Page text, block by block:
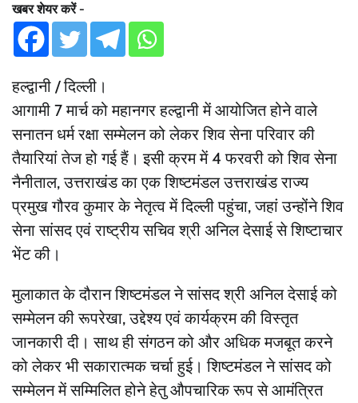
खबर शेयर करें -
हल्द्वानी / दिल्ली।
आगामी 7 मार्च को महानगर हल्द्वानी में आयोजित होने वाले
सनातन धर्म रक्षा सम्मेलन को लेकर शिव सेना परिवार की
तैयारियां तेज हो गई हैं। इसी क्रम में 4 फरवरी को शिव सेना
नैनीताल, उत्तराखंड का एक शिष्टमंडल उत्तराखंड राज्य
प्रमुख गौरव कुमार के नेतृत्व में दिल्ली पहुंचा, जहां उन्होंने शिव
सेना सांसद एवं राष्ट्रीय सचिव श्री अनिल देसाई से शिष्टाचार
भेंट की।
मुलाकात के दौरान शिष्टमंडल ने सांसद श्री अनिल देसाई को
सम्मेलन की रूपरेखा, उद्देश्य एवं कार्यक्रम की विस्तृत
जानकारी दी। साथ ही संगठन को और अधिक मजबूत करने
को लेकर भी सकारात्मक चर्चा हुई। शिष्टमंडल ने सांसद को
सम्मेलन में सम्मिलित होने हेतु औपचारिक रूप से आमंत्रित